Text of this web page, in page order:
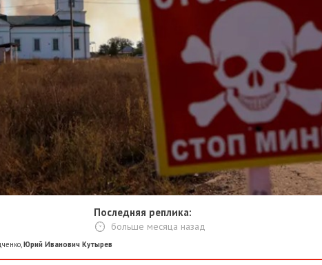
Последняя реплика:
больше месяца назад
Юрий Иванович Кутырев